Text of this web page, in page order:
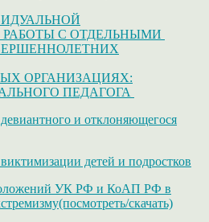
С ОТДЕЛЬНЫМИ
ОРГАНИЗАЦИЯХ:
ПЕДАГОГА
и отклоняющегося
детей и подростков
УК РФ и КоАП РФ в
скачать)